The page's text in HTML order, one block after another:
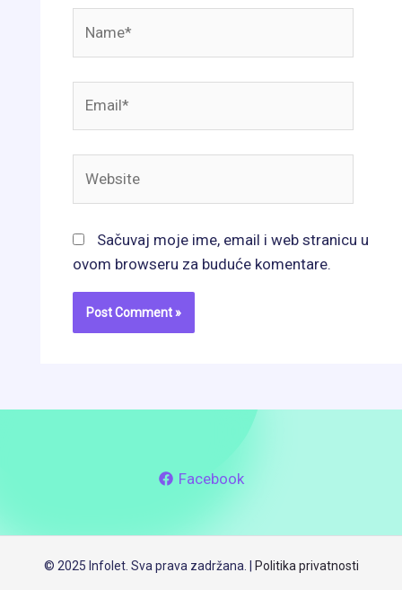
Sačuvaj moje ime, email i web stranicu u
ovom browseru za buduće komentare.
Facebook
© 2025 Infolet. Sva prava zadržana. | Politika privatnosti